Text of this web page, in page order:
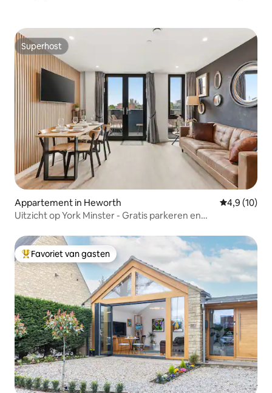
Superhost
Superhost
Appartement in Heworth
4,9 (10)
Uitzicht op York Minster - Gratis parkeren en
Topfavoriet van gasten
Favoriet van gasten